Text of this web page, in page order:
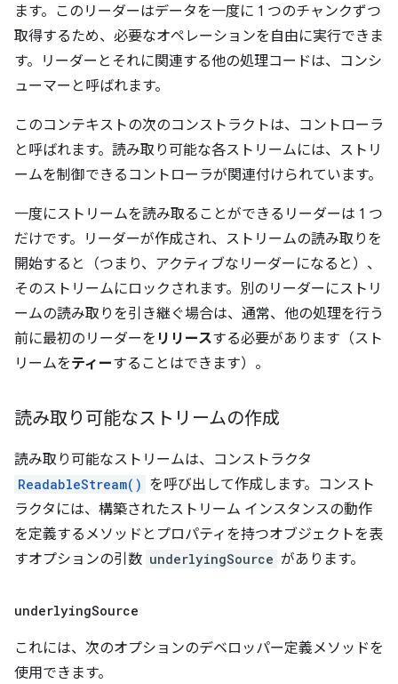
ます。このリーダーはデータを一度に 1 つのチャンクずつ
取得するため、必要なオペレーションを自由に実行できま
す。リーダーとそれに関連する他の処理コードは、コンシ
ューマーと呼ばれます。
このコンテキストの次のコンストラクトは、コントローラ
と呼ばれます。 読み取り可能な各ストリームには、ストリ
ームを制御できるコントローラが関連付けられています。
一度にストリームを読み取ることができるリーダーは 1 つ
だけです。リーダーが作成され、ストリームの読み取りを
開始すると（つまり、アクティブなリーダーになると）、
そのストリームにロックされます。 別のリーダーにストリ
ームの読み取りを引き継ぐ場合は、通常、他の処理を行う
前に最初のリーダーを リリースする必要があります（スト
リームをティーすることはできます）。
読み取り可能なストリームの作成
読み取り可能なストリームは、コンストラクタ
ReadableStream() を呼び出して作成します。コンスト
ラクタには、構築されたストリーム インスタンスの動作
を定義するメソッドとプロパティを持つオブジェクトを表
すオプションの引数 underlyingSource があります。
underlyingSource
これには、次のオプションのデベロッパー定義メソッドを
使用できます。